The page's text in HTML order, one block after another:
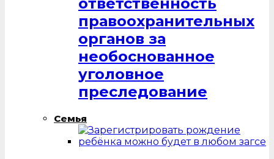
ответственность
правоохранительных
органов за
необоснованное
уголовное
преследование
Семья